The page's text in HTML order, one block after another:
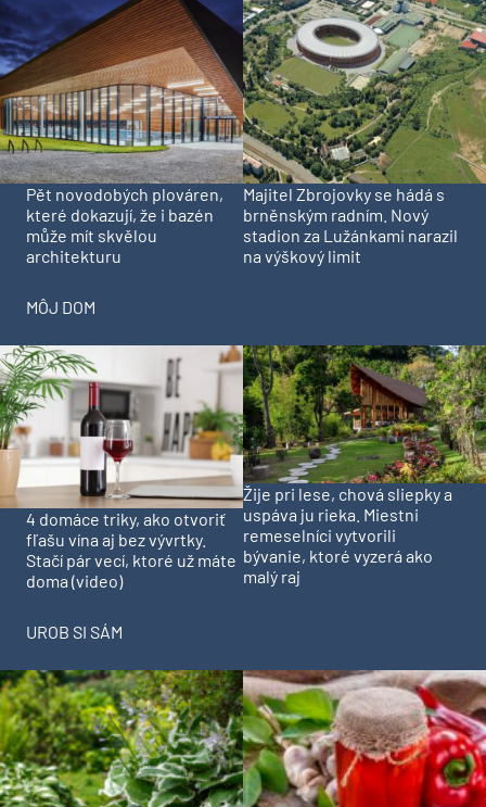
Pět novodobých plováren,
které dokazují, že i bazén
může mít skvělou
architekturu
Majitel Zbrojovky se hádá s
brněnským radním. Nový
stadion za Lužánkami narazil
na výškový limit
MÔJ DOM
4 domáce triky, ako otvoriť
fľašu vína aj bez vývrtky.
Stačí pár vecí, ktoré už máte
doma (video)
Žije pri lese, chová sliepky a
uspáva ju rieka. Miestni
remeselníci vytvorili
bývanie, ktoré vyzerá ako
malý raj
UROB SI SÁM